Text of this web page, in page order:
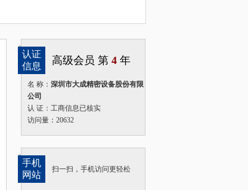
认证
信息
高级会员 第 4 年
名 称： 深圳市大成精密设备股份有限
公司
认 证：工商信息已核实
访问量：20632
手机
网站
扫一扫，手机访问更轻松